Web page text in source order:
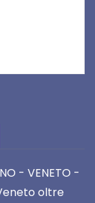
- VENETO -
oltre